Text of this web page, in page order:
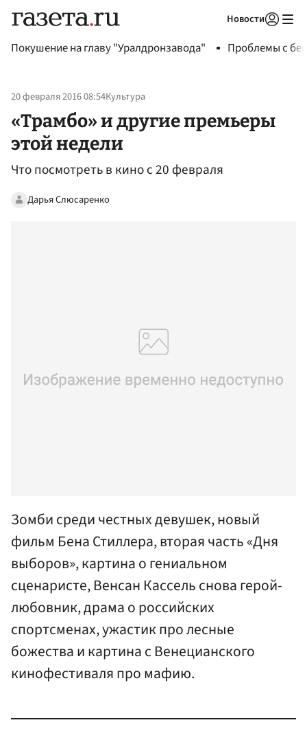
Новости
Покушение на главу "Уралдронзавода" Проблемы с
20 февраля 2016 08:54Культура
«Трамбо» и другие премьеры
этой недели
Что посмотреть в кино с 20 февраля
Дарья Слюсаренко
Зомби среди честных девушек, новый
фильм Бена Стиллера, вторая часть «Дня
выборов», картина о гениальном
сценаристе, Венсан Кассель снова герой-
любовник, драма о российских
спортсменах, ужастик про лесные
божества и картина с Венецианского
кинофестиваля про мафию.